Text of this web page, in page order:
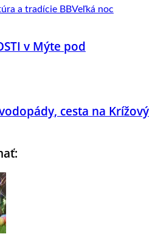
a tradície BBVeľká noc
v Mýte pod
cesta na Krížový